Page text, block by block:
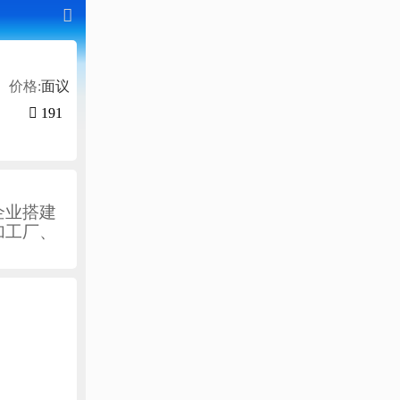

价格:面议
 191
业搭建
厂、